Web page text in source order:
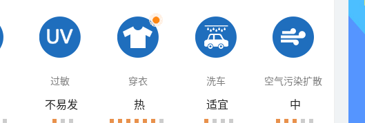
过敏 穿衣 洗车 空气污染扩散
不易发 热 适宜 中